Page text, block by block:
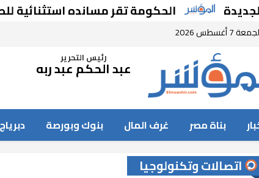
الحكومة تقر مسانده استثنائية
7 أغسطس 2026
رئيس التحرير
عبد الحكم عبد ربه
بناة مصر غرف المال بنوك وبورصة دبرياج
اتصالات وتكنولوجيا